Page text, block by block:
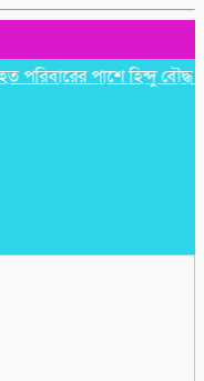
পাশে হিন্দু বৌদ্ধ